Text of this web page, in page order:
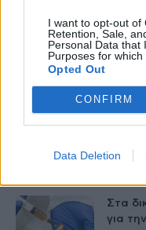
I want to opt-out of
Retention, Sale,
Personal Data that
Purposes for which
Opted Out
CONFIRM
Data Deletion
24
Δ.
24
20
Στα
για